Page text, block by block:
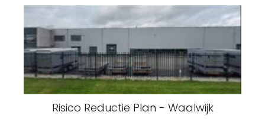
Risico Reductie Plan - Waalwijk